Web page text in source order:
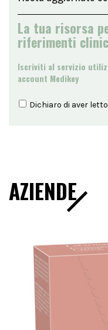
La tua risorsa
riferimenti
Iscriviti al servizio
account Medikey
Dichiaro di aver
AZIENDE